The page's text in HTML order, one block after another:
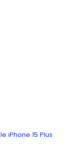
iPhone 15 Plus